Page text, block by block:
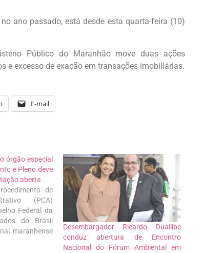
ano passado, está desde esta quarta-feira (10)
Público do Maranhão move duas ações
e excesso de exação em transações imobiliárias.
E-mail
órgão especial
e Pleno deve
aberta
de
(PCA)
Federal da
do Brasil
maranhense
Desembargador Ricardo Duailibe
conduz abertura de Encontro
Nacional do Fórum Ambiental em